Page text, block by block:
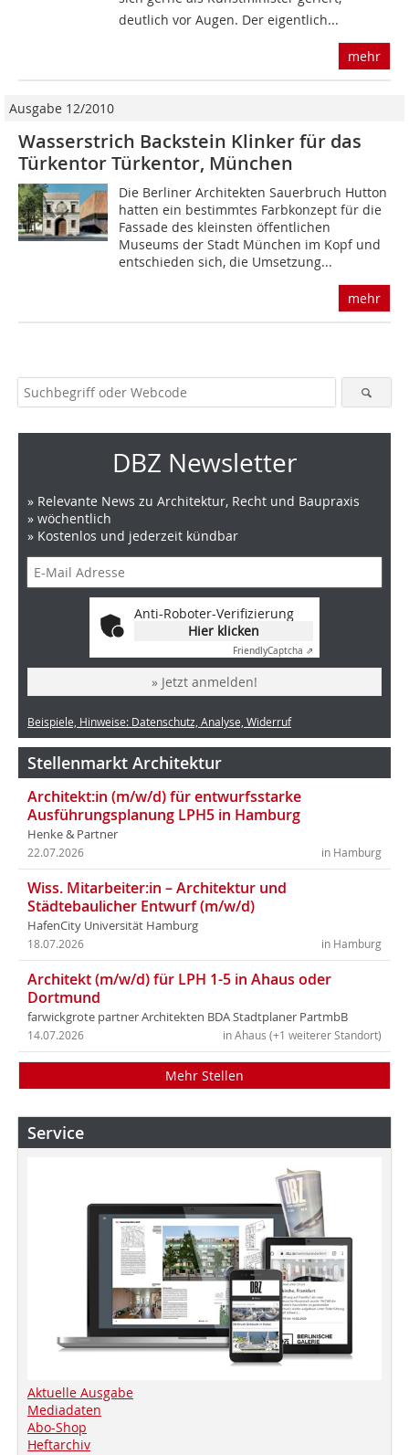
deutlich vor Augen. Der eigentlich...
mehr
Ausgabe 12/2010
Wasserstrich Backstein Klinker für das
Türkentor Türkentor, München
Die Berliner Architekten Sauerbruch Hutton
hatten ein bestimmtes Farbkonzept für die
Fassade des kleinsten öffentlichen
Museums der Stadt München im Kopf und
entschieden sich, die Umsetzung...
mehr
DBZ Newsletter
» Relevante News zu Architektur, Recht und Baupraxis
» wöchentlich
» Kostenlos und jederzeit kündbar
Anti-Roboter-Verifizierung
Hier klicken
FriendlyCaptcha ⇗
» Jetzt anmelden!
Beispiele, Hinweise: Datenschutz, Analyse, Widerruf
Stellenmarkt Architektur
Architekt:in (m/w/d) für entwurfsstarke
Ausführungsplanung LPH5 in Hamburg
Henke & Partner
in Hamburg
22.07.2026
Wiss. Mitarbeiter:in – Architektur und
Städtebaulicher Entwurf (m/w/d)
HafenCity Universität Hamburg
in Hamburg
18.07.2026
Architekt (m/w/d) für LPH 1-5 in Ahaus oder
Dortmund
farwickgrote partner Architekten BDA Stadtplaner PartmbB
in Ahaus (+1 weiterer Standort)
14.07.2026
Mehr Stellen
Service
Aktuelle Ausgabe
Mediadaten
Abo-Shop
Heftarchiv